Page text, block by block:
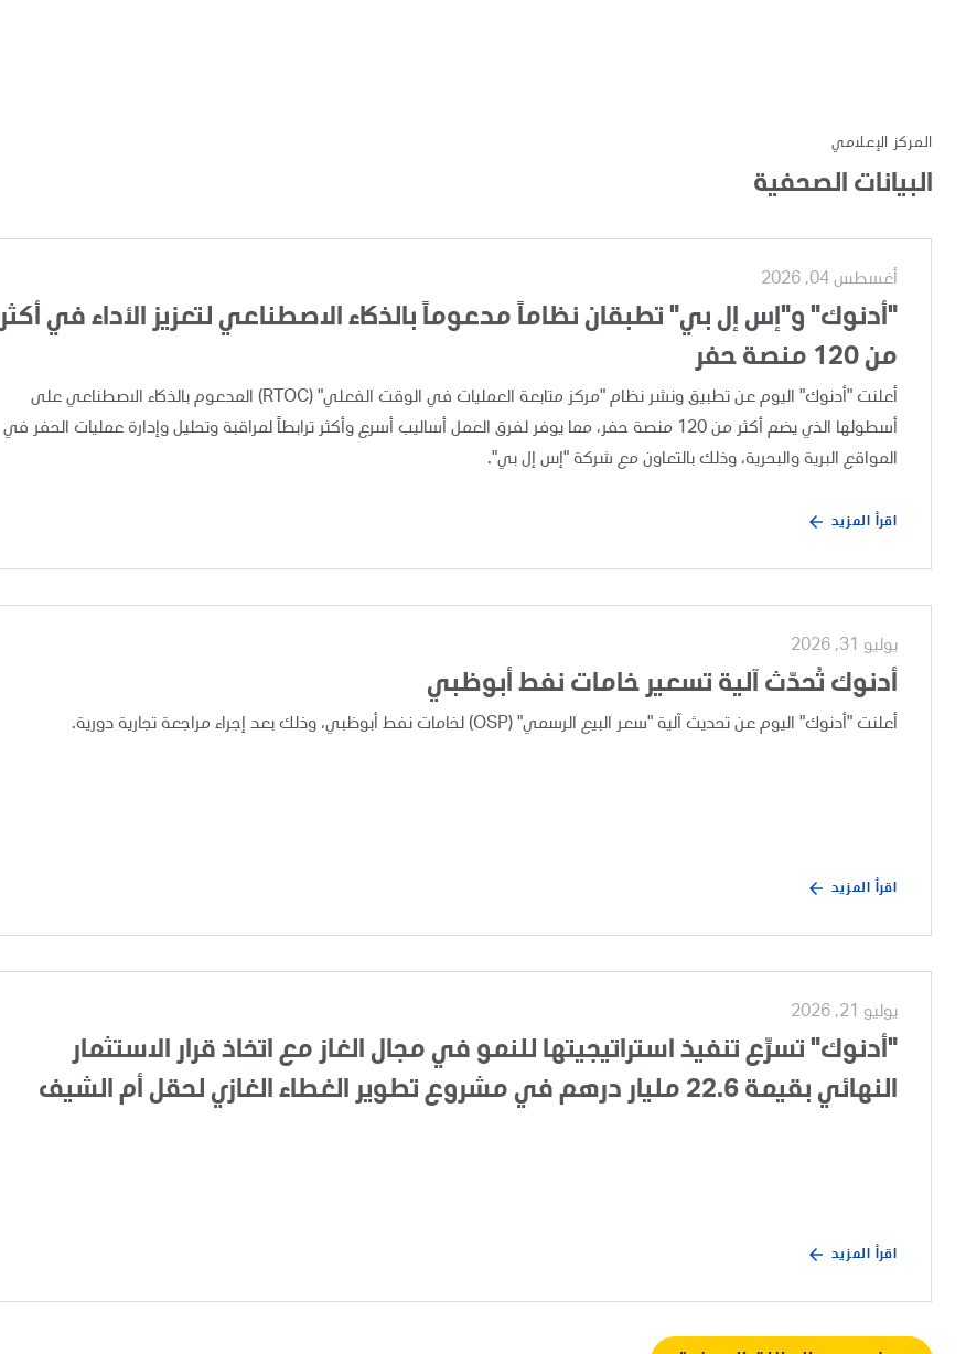
المركز الإعلامي
البيانات الصحفية
أغسطس 04, 2026
"أدنوك" و"إس إل بي" تطبقان نظاماً مدعوماً بالذكاء الاصطناعي لتعزيز الأداء في أكثر
من 120 منصة حفر
أعلنت "أدنوك" اليوم عن تطبيق ونشر نظام "مركز متابعة العمليات في الوقت الفعلي" (RTOC) المدعوم بالذكاء الاصطناعي على
أسطولها الذي يضم أكثر من 120 منصة حفر، مما يوفر لفرق العمل أساليب أسرع وأكثر ترابطاً لمراقبة وتحليل وإدارة عمليات الحفر في
المواقع البرية والبحرية، وذلك بالتعاون مع شركة "إس إل بي".
اقرأ المزيد
يوليو 31, 2026
أدنوك تُحدّث آلية تسعير خامات نفط أبوظبي
أعلنت "أدنوك" اليوم عن تحديث آلية "سعر البيع الرسمي" (OSP) لخامات نفط أبوظبي، وذلك بعد إجراء مراجعة تجارية دورية.
اقرأ المزيد
يوليو 21, 2026
"أدنوك" تسرِّع تنفيذ استراتيجيتها للنمو في مجال الغاز مع اتخاذ قرار الاستثمار
النهائي بقيمة 22.6 مليار درهم في مشروع تطوير الغطاء الغازي لحقل أم الشيف
اقرأ المزيد